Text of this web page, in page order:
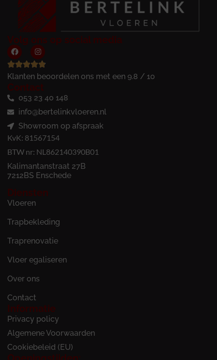
Volg ons op social media
Klanten beoordelen ons met een 9.8 / 10
Contact
053 23 40 148
info@bertelinkvloeren.nl
Showroom op afspraak
KvK: 81567154
BTW nr: NL862140390B01
Kalimantanstraat 27B
7212BS Enschede
Diensten
Vloeren
Trapbekleding
Traprenovatie
Vloer egaliseren
Over ons
Contact
Informatie
Privacy policy
Algemene Voorwaarden
Cookiebeleid (EU)